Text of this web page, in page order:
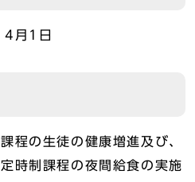
月1日
程の生徒の健康増進及び、
時制課程の夜間給食の実施